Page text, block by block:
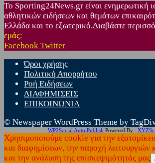
Το Sporting24News.gr είναι ενημερωτική
αθλητικών ειδήσεων και θεμάτων
Ελλάδα και το εξωτερικό.Διαβάστε
εμάς:
Facebook Twitter
Όροι χρήσης
Πολιτική Απορρήτου
Ροή Ειδήσεων
ΔΙΑΦΗΜΙΣΕΙΣ
ΕΠΙΚΟΙΝΩΝΙΑ
© Newspaper WordPress Theme by
WP2Social Auto Publish Powered By :
Χρησιμοποιούμε cookie για την
και διαφημίσεων, την παροχή
και την ανάλυση της επισκεψιμότητάς μας